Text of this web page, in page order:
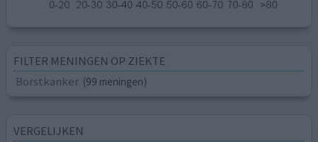
FILTER MENINGEN OP ZIEKTE
Borstkanker (99 meningen)
VERGELIJKEN